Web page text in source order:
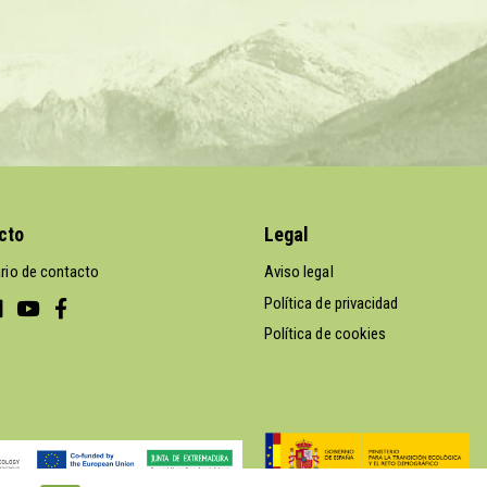
de contacto
Legal
Aviso legal
Política de privacidad
Política de cookies